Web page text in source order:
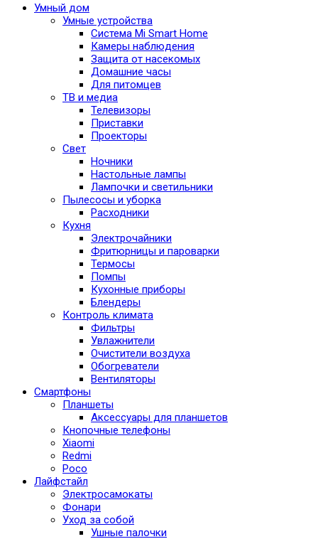
Умный дом
Умные устройства
Система Mi Smart Home
Камеры наблюдения
Защита от насекомых
Домашние часы
Для питомцев
ТВ и медиа
Телевизоры
Приставки
Проекторы
Свет
Ночники
Настольные лампы
Лампочки и светильники
Пылесосы и уборка
Расходники
Кухня
Электрочайники
Фритюрницы и пароварки
Термосы
Помпы
Кухонные приборы
Блендеры
Контроль климата
Фильтры
Увлажнители
Очистители воздуха
Обогреватели
Вентиляторы
Смартфоны
Планшеты
Аксессуары для планшетов
Кнопочные телефоны
Xiaomi
Redmi
Poco
Лайфстайл
Электросамокаты
Фонари
Уход за собой
Ушные палочки